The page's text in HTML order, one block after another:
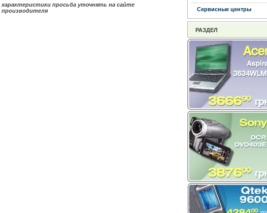
характеристики просьба уточнять на сайте
производителя
Сервисные центры
РАЗДЕЛ